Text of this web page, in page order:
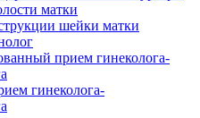
матки
шейки матки
прием гинеколога-
гинеколога-